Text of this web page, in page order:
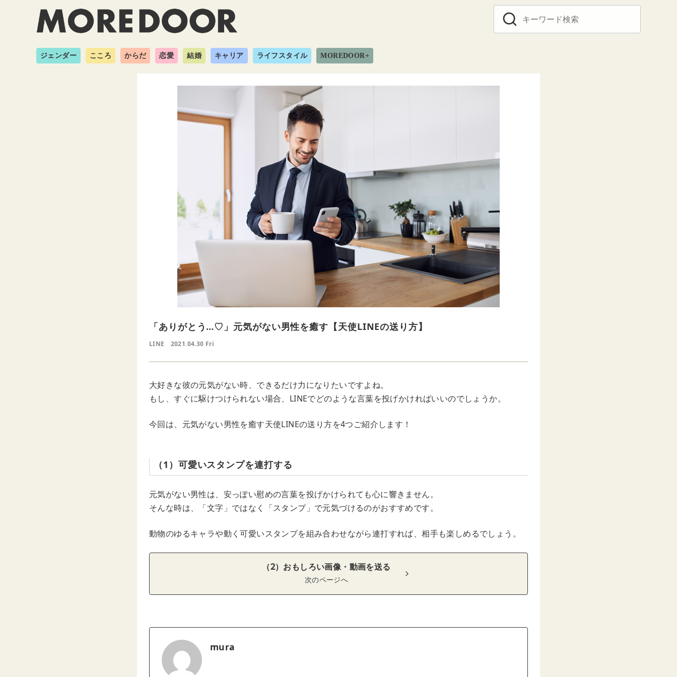
ジェンダー こころ からだ 恋愛 結婚 キャリア ライフスタイル MOREDOOR+
「ありがとう…♡」元気がない男性を癒す【天使LINEの送り方】
LINE 2021.04.30 Fri
大好きな彼の元気がない時、できるだけ力になりたいですよね。
もし、すぐに駆けつけられない場合、LINEでどのような言葉を投げかければいいのでしょうか。
今回は、元気がない男性を癒す天使LINEの送り方を4つご紹介します！
（1）可愛いスタンプを連打する
元気がない男性は、安っぽい慰めの言葉を投げかけられても心に響きません。
そんな時は、「文字」ではなく「スタンプ」で元気づけるのがおすすめです。
動物のゆるキャラや動く可愛いスタンプを組み合わせながら連打すれば、相手も楽しめるでしょう。
（2）おもしろい画像・動画を送る
次のページへ
mura